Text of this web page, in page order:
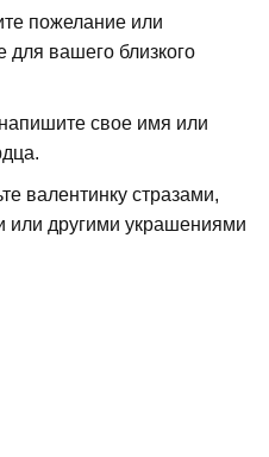
пожелание или
вашего близкого
свое имя или
валентинку стразами,
или другими украшениями